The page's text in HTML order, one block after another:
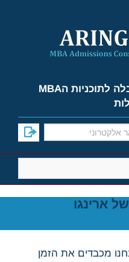
למד על אפשרויות הקבלה לתוכניות הMBA
ארינגו
מכבדים את הזמן